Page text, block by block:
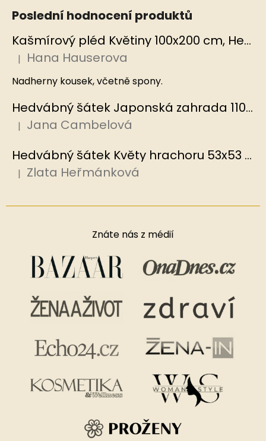
Poslední hodnocení produktů
Kašmírový pléd Květiny 100x200 cm, Hedvábný svět
Hodnocení produktu je 5 z 5 hvězdiček.
| Hana Hauserova
Nadherny kousek, včetně spony.
Hedvábný šátek Japonská zahrada 110x110 cm v dárkovém balení, HEDVÁBNÝ SVĚT
Hodnocení produktu je 5 z 5 hvězdiček.
| Jana Cambelová
Hedvábný šátek Květy hrachoru 53x53 cm v dárkovém balení, HEDVÁBNÝ SVĚT
Hodnocení produktu je 5 z 5 hvězdiček.
| Zlata Heřmánková
Znáte nás z médií